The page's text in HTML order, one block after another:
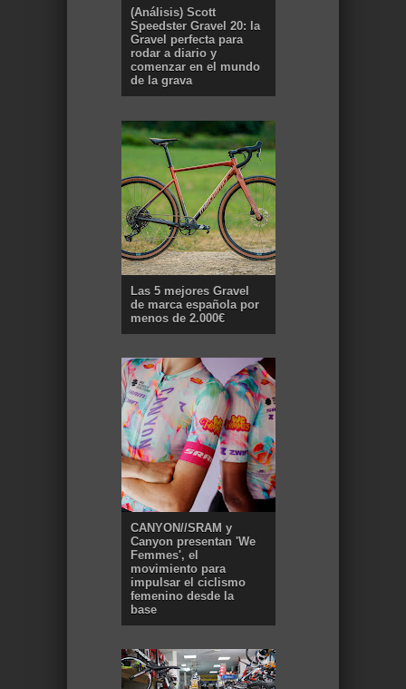
(Análisis) Scott
Speedster Gravel 20: la
Gravel perfecta para
rodar a diario y
comenzar en el mundo
de la grava
Las 5 mejores Gravel
de marca española por
menos de 2.000€
CANYON//SRAM y
Canyon presentan 'We
Femmes', el
movimiento para
impulsar el ciclismo
femenino desde la
base